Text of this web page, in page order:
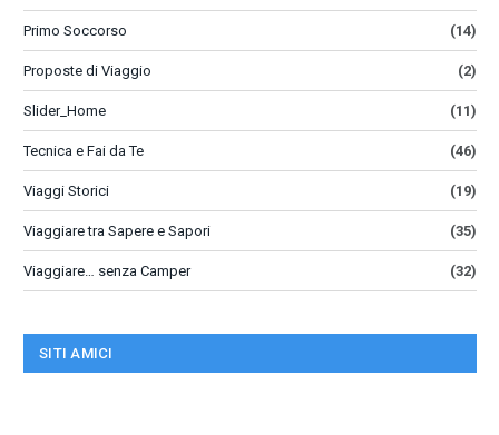
Primo Soccorso (14)
Proposte di Viaggio (2)
Slider_Home (11)
Tecnica e Fai da Te (46)
Viaggi Storici (19)
Viaggiare tra Sapere e Sapori (35)
Viaggiare… senza Camper (32)
SITI AMICI